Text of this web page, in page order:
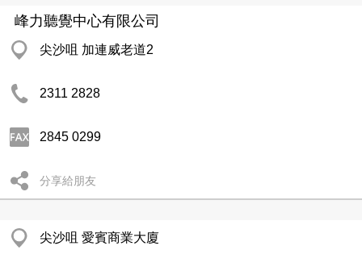
峰力聽覺中心有限公司
尖沙咀 加連威老道2
2311 2828
2845 0299
分享給朋友
尖沙咀 愛賓商業大廈